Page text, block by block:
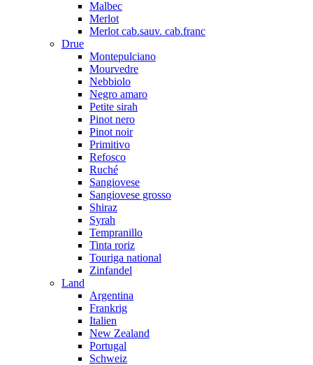
Malbec
Merlot
Merlot cab.sauv. cab.franc
Drue
Montepulciano
Mourvedre
Nebbiolo
Negro amaro
Petite sirah
Pinot nero
Pinot noir
Primitivo
Refosco
Ruché
Sangiovese
Sangiovese grosso
Shiraz
Syrah
Tempranillo
Tinta roriz
Touriga national
Zinfandel
Land
Argentina
Frankrig
Italien
New Zealand
Portugal
Schweiz